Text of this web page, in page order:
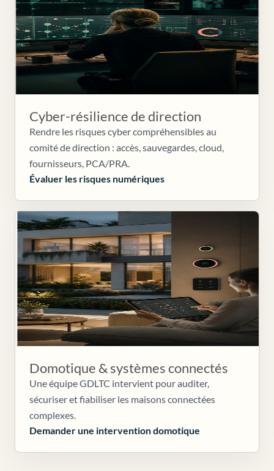
Cyber-résilience de direction
Rendre les risques cyber compréhensibles au
comité de direction : accès, sauvegardes, cloud,
fournisseurs, PCA/PRA.
Évaluer les risques numériques
Domotique & systèmes connectés
Une équipe GDLTC intervient pour auditer,
sécuriser et fiabiliser les maisons connectées
complexes.
Demander une intervention domotique